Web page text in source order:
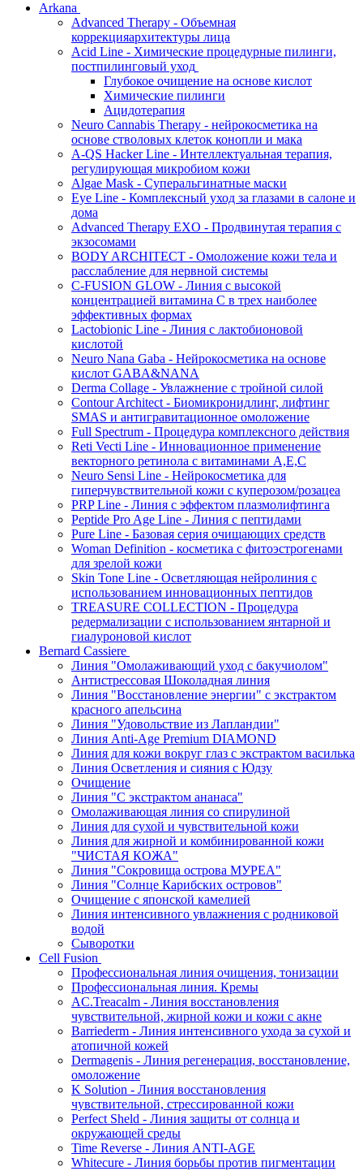
Arkana
Advanced Therapy - Объемная
коррекцияархитектуры лица
Acid Line - Химические процедурные пилинги,
постпилинговый уход
Глубокое очищение на основе кислот
Химические пилинги
Ацидотерапия
Neuro Cannabis Therapy - нейрокосметика на
основе стволовых клеток конопли и мака
A-QS Hacker Line - Интеллектуальная терапия,
регулирующая микробиом кожи
Algae Mask - Суперальгинатные маски
Eye Line - Комплексный уход за глазами в салоне и
дома
Advanced Therapy EXO - Продвинутая терапия с
экзосомами
BODY ARCHITECT - Омоложение кожи тела и
расслабление для нервной системы
C-FUSION GLOW - Линия с высокой
концентрацией витамина C в трех наиболее
эффективных формах
Lactobionic Line - Линия с лактобионовой
кислотой
Neuro Nana Gaba - Нейрокосметика на основе
кислот GABA&NANA
Derma Collage - Увлажнение с тройной силой
Contour Architect - Биомикронидлинг, лифтинг
SMAS и антигравитационное омоложение
Full Spectrum - Процедура комплексного действия
Reti Vecti Line - Инновационное применение
векторного ретинола с витаминами A,Е,С
Neuro Sensi Line - Нейрокосметика для
гиперчувствительной кожи с куперозом/розацеа
PRP Line - Линия с эффектом плазмолифтинга
Peptide Pro Age Line - Линия с пептидами
Pure Line - Базовая серия очищающих средств
Woman Definition - косметика с фитоэстрогенами
для зрелой кожи
Skin Tone Line - Осветляющая нейролиния с
использованием инновационных пептидов
TREASURE COLLECTION - Процедура
редермализации с использованием янтарной и
гиалуроновой кислот
Bernard Cassiere
Линия "Омолаживающий уход с бакучиолом"
Антистрессовая Шоколадная линия
Линия "Восстановление энергии" с экстрактом
красного апельсина
Линия "Удовольствие из Лапландии"
Линия Anti-Age Premium DIAMOND
Линия для кожи вокруг глаз с экстрактом василька
Линия Осветления и сияния с Юдзу
Очищение
Линия "С экстрактом ананаса"
Омолаживающая линия со спирулиной
Линия для сухой и чувствительной кожи
Линия для жирной и комбинированной кожи
"ЧИСТАЯ КОЖА"
Линия "Сокровища острова МУРЕА"
Линия "Солнце Карибских островов"
Очищение с японской камелией
Линия интенсивного увлажнения с родниковой
водой
Сыворотки
Cell Fusion
Профессиональная линия очищения, тонизации
Профессиональная линия. Кремы
AC.Treacalm - Линия восстановления
чувствительной, жирной кожи и кожи с акне
Barriederm - Линия интенсивного ухода за сухой и
атопичной кожей
Dermagenis - Линия регенерация, восстановление,
омоложение
K Solution - Линия восстановления
чувствительной, стрессированной кожи
Perfect Sheld - Линия защиты от солнца и
окружающей среды
Time Reverse - Линия ANTI-AGE
Whitecure - Линия борьбы против пигментации